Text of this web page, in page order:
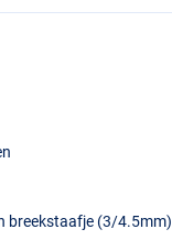
breekstaafje (3/4.5mm)